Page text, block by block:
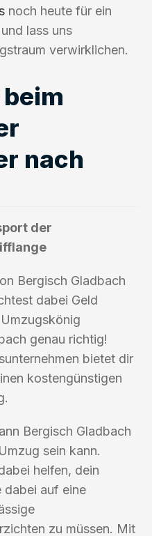
noch heute für ein
lass uns
verwirklichen.
nach
der
Bergisch Gladbach
dabei Geld
genau richtig!
bietet dir
kostengünstigen
Bergisch Gladbach
sein kann.
helfen, dein
dabei auf eine
zu müssen. Mit